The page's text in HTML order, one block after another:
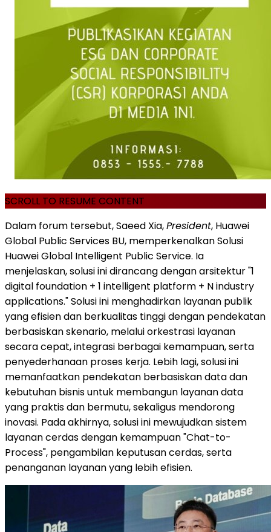
SCROLL TO RESUME CONTENT
Dalam forum tersebut, Saeed Xia,President, Huawei
Global Public Services BU, memperkenalkan Solusi
Huawei Global Intelligent Public Service. Ia
menjelaskan, solusi ini dirancang dengan arsitektur "1
digital foundation + 1 intelligent platform + N industry
applications." Solusi ini menghadirkan layanan publik
yang efisien dan berkualitas tinggi dengan pendekatan
berbasiskan skenario, melalui orkestrasi layanan
secara cepat, integrasi berbagai kemampuan, serta
penyederhanaan proses kerja. Lebih lagi, solusi ini
memanfaatkan pendekatan berbasiskan data dan
kebutuhan bisnis untuk membangun layanan data
yang praktis dan bermutu, sekaligus mendorong
inovasi. Pada akhirnya, solusi ini mewujudkan sistem
layanan cerdas dengan kemampuan "Chat-to-
Process", pengambilan keputusan cerdas, serta
penanganan layanan yang lebih efisien.